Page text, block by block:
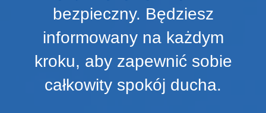
bezpieczny. Będziesz
informowany na każdym
kroku, aby zapewnić sobie
całkowity spokój ducha.